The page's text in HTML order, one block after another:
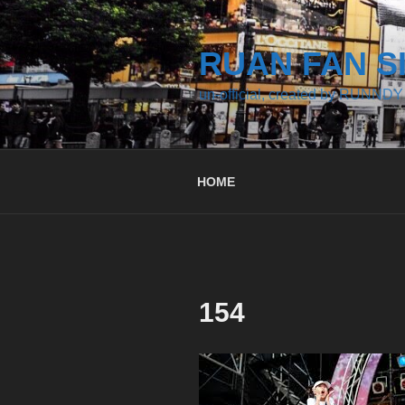
コ
ン
テ
ン
ツ
へ
ス
RUAN FAN
un-official, created by RUNNDY
HOME
154